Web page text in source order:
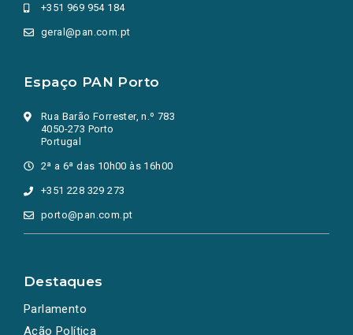
+351 969 954 184
geral@pan.com.pt
Espaço PAN Porto
Rua Barão Forrester, n.º 783
4050-273 Porto
Portugal
2ª a 6ª das 10h00 às 16h00
+351 228 329 273
porto@pan.com.pt
Destaques
Parlamento
Ação Política